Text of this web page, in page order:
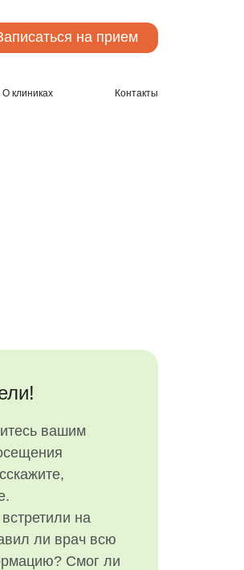
на прием
О клиниках Контакты
вашим
на
ли врач всю
Смог ли